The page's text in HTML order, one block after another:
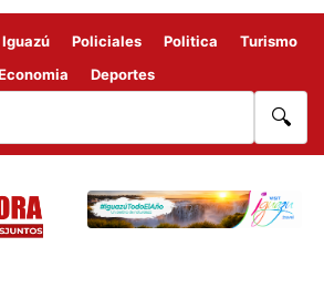
Policiales Politica
Turismo
Deportes
🔍